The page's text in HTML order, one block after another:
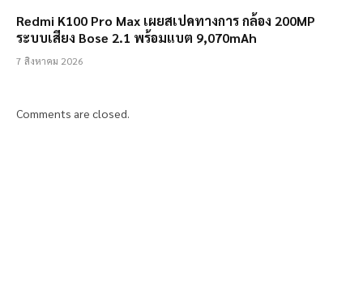
Redmi K100 Pro Max เผยสเปคทางการ กล้อง 200MP
ระบบเสียง Bose 2.1 พร้อมแบต 9,070mAh
7 สิงหาคม 2026
Comments are closed.